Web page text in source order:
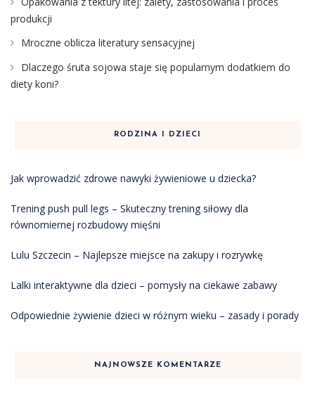
produkcji
Mroczne oblicza literatury sensacyjnej
Dlaczego śruta sojowa staje się popularnym dodatkiem do
diety koni?
RODZINA I DZIECI
Jak wprowadzić zdrowe nawyki żywieniowe u dziecka?
Trening push pull legs – Skuteczny trening siłowy dla
równomiernej rozbudowy mięśni
Lulu Szczecin – Najlepsze miejsce na zakupy i rozrywkę
Lalki interaktywne dla dzieci – pomysły na ciekawe zabawy
Odpowiednie żywienie dzieci w różnym wieku – zasady i porady
NAJNOWSZE KOMENTARZE